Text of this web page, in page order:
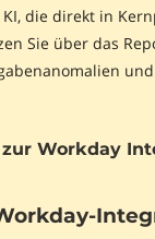
die direkt in
Sie über das
Workday